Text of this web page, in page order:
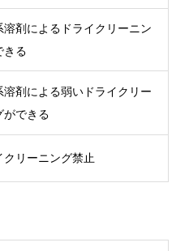
溶剤によるドライクリーニン
きる
溶剤による弱いドライクリー
ができる
クリーニング禁止